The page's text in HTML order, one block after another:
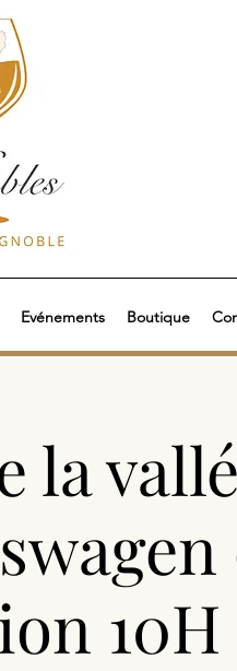
Evénements Boutique
la
10H